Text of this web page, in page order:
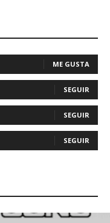
ME GUSTA
SEGUIR
SEGUIR
SEGUIR